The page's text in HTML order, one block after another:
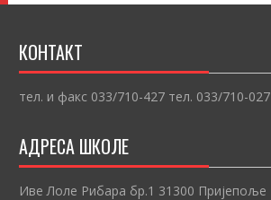
КОНТАКТ
тел. и факс 033/710-427 тел. 033/710-027
АДРЕСА ШКОЛЕ
Иве Лоле Рибара бр.1 31300 Пријепоље